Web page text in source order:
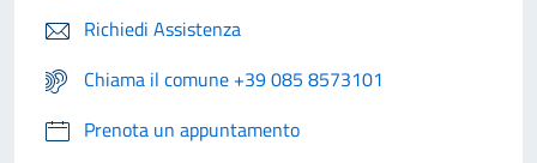
Richiedi Assistenza
Chiama il comune +39 085 8573101
Prenota un appuntamento